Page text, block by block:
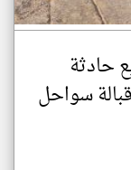
حادثة
سواحل